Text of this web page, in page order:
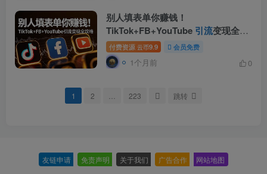
别人填表单你赚钱！
TikTok+FB+YouTube 引流变现全攻
略【原创双语字幕】
付费资源 云币9.9 会员免费
1个月前 0
1 2 223 跳转
友链申请 免责声明 关于我们 广告合作 网站地图